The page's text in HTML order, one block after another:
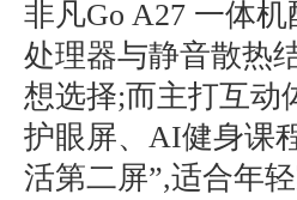
非凡Go A27 一体
处理器与静音散热
想选择;而主打互动
护眼屏、AI健身课
活第二屏”,适合年